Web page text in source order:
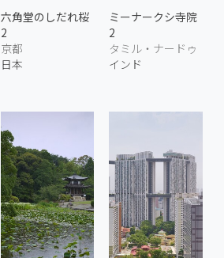
六角堂のしだれ桜
2
京都
日本
ミーナークシ寺院
2
タミル・ナードゥ
インド